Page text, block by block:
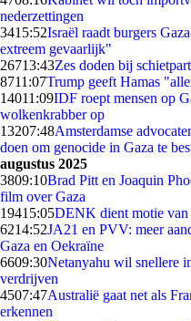
nederzettingen
3415:52Israël raadt burgers
extreem gevaarlijk"
26713:43Zes doden bij
8711:07Trump geeft Hamas
14011:09IDF roept mensen op
wolkenkrabber op
13207:48Amsterdamse
doen om genocide in Gaza te
augustus 2025
3809:10Brad Pitt en Joaquin
film over Gaza
19415:05DENK dient motie
6214:52JA21 en PVV: meer
Gaza en Oekraïne
6609:30Netanyahu wil snellere
verdrijven
4507:47Australië gaat net als
erkennen